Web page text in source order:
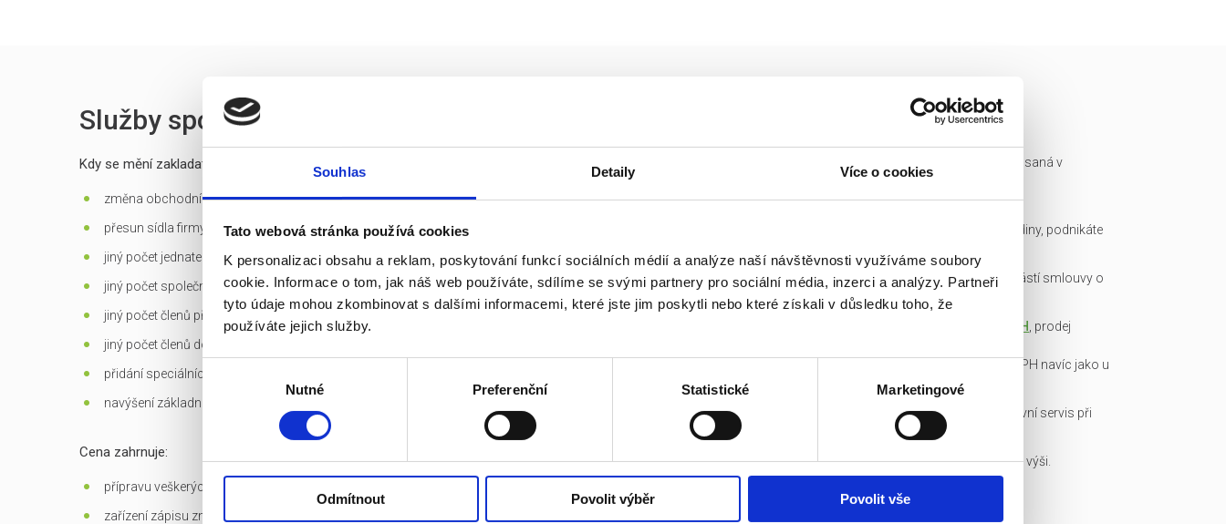
Souhlas Detaily Více o cookies
Tato webová stránka používá cookies
K personalizaci obsahu a reklam, poskytování funkcí sociálních médií a analýze naší návštěvnosti využíváme soubory
cookie. Informace o tom, jak náš web používáte, sdílíme se svými partnery pro sociální média, inzerci a analýzy. Partneři
tyto údaje mohou zkombinovat s dalšími informacemi, které jste jim poskytli nebo které získali v důsledku toho, že
používáte jejich služby.
Výběr
Nutné Preferenční Statistické Marketingové
Odmítnout Povolit výběr Povolit vše
Služby spojené s prodejem
Kdy se mění zakladatelská listina?
změna obchodní firmy (jména) společnosti
přesun sídla firmy mimo Prahu
jiný počet jednatelů než 1 - u s.r.o.
jiný počet společníků než 1 - jen u s.r.o. založených do roku 2013 včetně
jiný počet členů představenstva než 1 v případě jediného akcionáře, než 3 v případě více akcionářů - u a.s.
jiný počet členů dozorčí rady než 3 - u a.s.
přidání speciálních
navýšení základního kapitálu
Cena zahrnuje:
přípravu veškerých dokumentů potřebných k převodu
zařízení zápisu změn do OR
Ready made společnost je zapsaná v
obchodním rejstříku a má IČ.
společnosti připravíme do hodiny, podnikáte
Garance bezdlužnosti je součástí smlouvy o
převodu obchodního podílu.
DPH , prodej
osvobozen, není nutné platit DPH navíc jako u
konkurence!
Veškerou administrativu a právní servis při
koupi/přepisu zařídíme my!
Základní kapitál splacen v plné výši.